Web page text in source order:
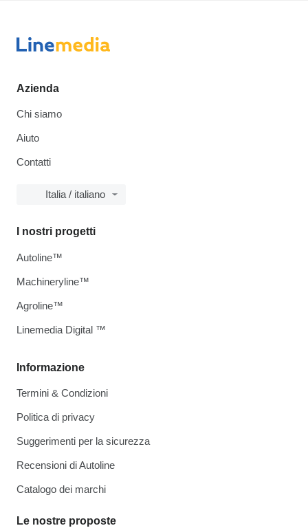
Azienda
Chi siamo
Aiuto
Contatti
Italia / italiano
Informazione
Termini & Condizioni
Politica di privacy
Suggerimenti per la sicurezza
Recensioni di Autoline
Catalogo dei marchi
Le nostre proposte
I nostri progetti
Autoline™
Machineryline™
Agroline™
Linemedia Digital ™